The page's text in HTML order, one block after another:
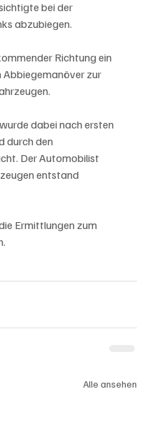
bei der
abzubiegen.
Richtung ein
Abbiegemanöver zur
dabei nach ersten
durch den
Der Automobilist
entstand
Ermittlungen zum
Alle ansehen